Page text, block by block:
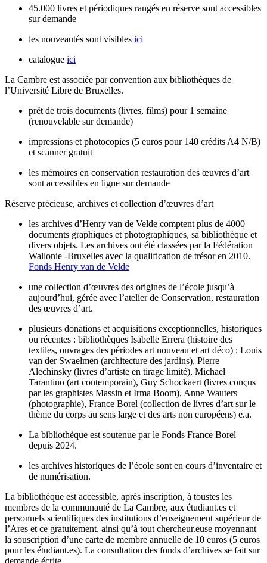
45.000 livres et périodiques rangés en réserve sont accessibles
sur demande
les nouveautés sont visibles ici
catalogue ici
La Cambre est associée par convention aux bibliothèques de
l’Université Libre de Bruxelles.
prêt de trois documents (livres, films) pour 1 semaine
(renouvelable sur demande)
impressions et photocopies (5 euros pour 140 crédits A4 N/B)
et scanner gratuit
les mémoires en conservation restauration des œuvres d’art
sont accessibles en ligne sur demande
Réserve précieuse, archives et collection d’œuvres d’art
les archives d’Henry van de Velde comptent plus de 4000
documents graphiques et photographiques, sa bibliothèque et
divers objets. Les archives ont été classées par la Fédération
Wallonie -Bruxelles avec la qualification de trésor en 2010.
Fonds Henry van de Velde
une collection d’œuvres des origines de l’école jusqu’à
aujourd’hui, gérée avec l’atelier de Conservation, restauration
des œuvres d’art.
plusieurs donations et acquisitions exceptionnelles, historiques
ou récentes : bibliothèques Isabelle Errera (histoire des
textiles, ouvrages des périodes art nouveau et art déco) ; Louis
van der Swaelmen (architecture des jardins), Pierre
Alechinsky (livres d’artiste en tirage limité), Michael
Tarantino (art contemporain), Guy Schockaert (livres conçus
par les graphistes Massin et Irma Boom), Anne Wauters
(photographie), France Borel (collection de livres d’art sur le
thème du corps au sens large et des arts non européens) e.a.
La bibliothèque est soutenue par le Fonds France Borel
depuis 2024.
les archives historiques de l’école sont en cours d’inventaire et
de numérisation.
La bibliothèque est accessible, après inscription, à toustes les
membres de la communauté de La Cambre, aux étudiant.es et
personnels scientifiques des institutions d’enseignement supérieur de
l’Ares et ce gratuitement, ainsi qu’à tout chercheur.euse moyennant
la souscription d’une carte de membre annuelle de 10 euros (5 euros
pour les étudiant.es). La consultation des fonds d’archives se fait sur
demande écrite.